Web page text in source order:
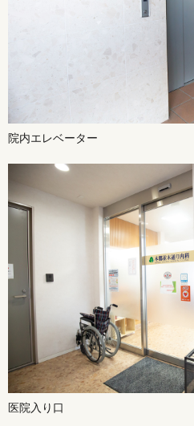
院内エレベーター
医院入り口